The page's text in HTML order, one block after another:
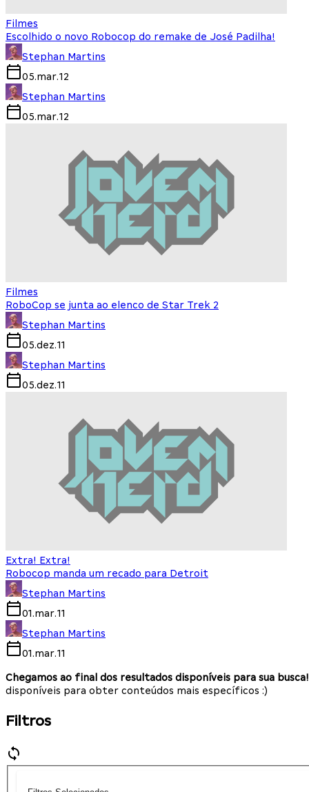
Filmes
Escolhido o novo Robocop do remake de José Padilha!
Stephan Martins
05.mar.12
Stephan Martins
05.mar.12
Filmes
RoboCop se junta ao elenco de Star Trek 2
Stephan Martins
05.dez.11
Stephan Martins
05.dez.11
Extra! Extra!
Robocop manda um recado para Detroit
Stephan Martins
01.mar.11
Stephan Martins
01.mar.11
Chegamos ao final dos resultados disponíveis para sua busca!
disponíveis para obter conteúdos mais específicos :)
Filtros